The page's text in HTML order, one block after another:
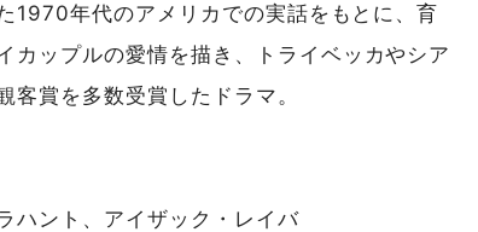
1970年代のアメリカでの実話をもとに、育
カップルの愛情を描き、トライベッカやシア
客賞を多数受賞したドラマ。
ハント、アイザック・レイバ